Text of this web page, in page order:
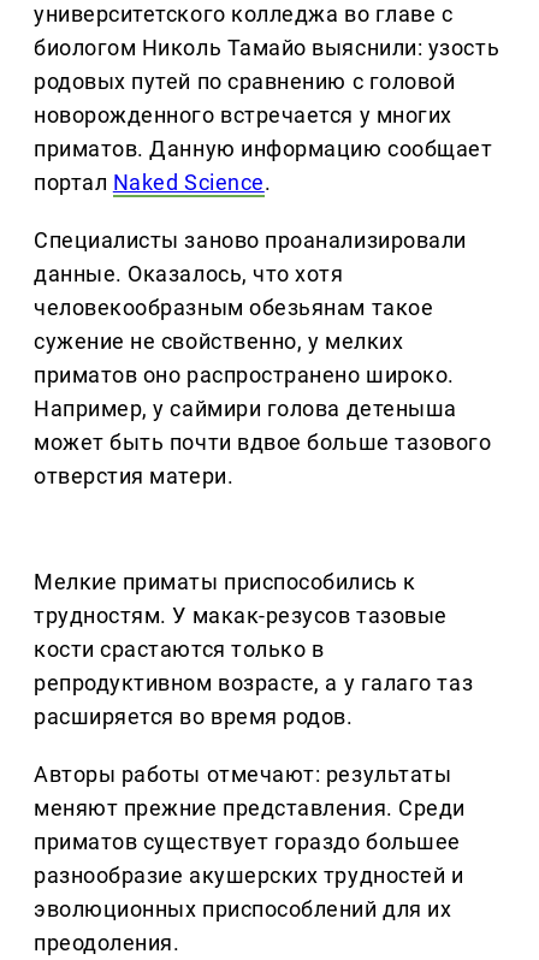
университетского колледжа во главе с
биологом Николь Тамайо выяснили: узость
родовых путей по сравнению с головой
новорожденного встречается у многих
приматов. Данную информацию сообщает
портал Naked Science.
Специалисты заново проанализировали
данные. Оказалось, что хотя
человекообразным обезьянам такое
сужение не свойственно, у мелких
приматов оно распространено широко.
Например, у саймири голова детеныша
может быть почти вдвое больше тазового
отверстия матери.
Мелкие приматы приспособились к
трудностям. У макак-резусов тазовые
кости срастаются только в
репродуктивном возрасте, а у галаго таз
расширяется во время родов.
Авторы работы отмечают: результаты
меняют прежние представления. Среди
приматов существует гораздо большее
разнообразие акушерских трудностей и
эволюционных приспособлений для их
преодоления.